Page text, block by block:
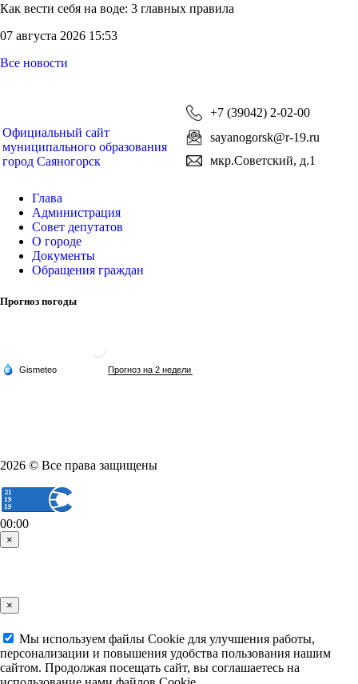
Как вести себя на воде: 3 главных правила
07 августа 2026 15:53
Все новости
Официальный сайт
муниципального образования
город Саяногорск
+7 (39042) 2-02-00
sayanogorsk@r-19.ru
мкр.Советский, д.1
Глава
Администрация
Совет депутатов
О городе
Документы
Обращения граждан
Прогноз погоды
2026 © Все права защищены
00:00
×
×
Мы используем файлы Cookie для улучшения работы,
персонализации и повышения удобства пользования нашим
сайтом. Продолжая посещать сайт, вы соглашаетесь на